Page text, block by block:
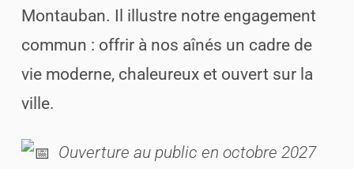
Montauban. Il illustre notre engagement
commun : offrir à nos aînés un cadre de
vie moderne, chaleureux et ouvert sur la
ville.
Ouverture au public en octobre 2027